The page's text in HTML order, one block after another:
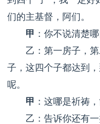
们的主基督，阿们。
甲 ：你不说清楚哪
乙：第一房子，第
子，这四个子都达到
呢。
甲 ：这哪是祈祷
乙：告诉你还有一